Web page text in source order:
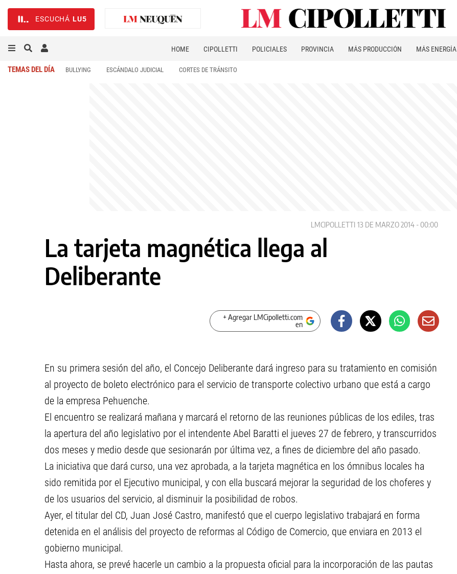
ESCUCHÁ LU5
HOME CIPOLLETTI POLICIALES PROVINCIA MÁS PRODUCCIÓN MÁS ENERGÍA
TEMAS DEL DÍA BULLYING ESCÁNDALO JUDICIAL CORTES DE TRÁNSITO
LMCIPOLLETTI 13 DE MARZO 2014 - 00:00
La tarjeta magnética llega al
Deliberante
+ Agregar LMCipolletti.com
en
En su primera sesión del año, el Concejo Deliberante dará ingreso para su tratamiento en comisión
al proyecto de boleto electrónico para el servicio de transporte colectivo urbano que está a cargo
de la empresa Pehuenche.
El encuentro se realizará mañana y marcará el retorno de las reuniones públicas de los ediles, tras
la apertura del año legislativo por el intendente Abel Baratti el jueves 27 de febrero, y transcurridos
dos meses y medio desde que sesionarán por última vez, a fines de diciembre del año pasado.
La iniciativa que dará curso, una vez aprobada, a la tarjeta magnética en los ómnibus locales ha
sido remitida por el Ejecutivo municipal, y con ella buscará mejorar la seguridad de los choferes y
de los usuarios del servicio, al disminuir la posibilidad de robos.
Ayer, el titular del CD, Juan José Castro, manifestó que el cuerpo legislativo trabajará en forma
detenida en el análisis del proyecto de reformas al Código de Comercio, que enviara en 2013 el
gobierno municipal.
Hasta ahora, se prevé hacerle un cambio a la propuesta oficial para la incorporación de las pautas